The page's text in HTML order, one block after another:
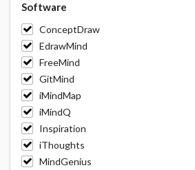
Software
ConceptDraw
EdrawMind
FreeMind
GitMind
iMindMap
iMindQ
Inspiration
iThoughts
MindGenius